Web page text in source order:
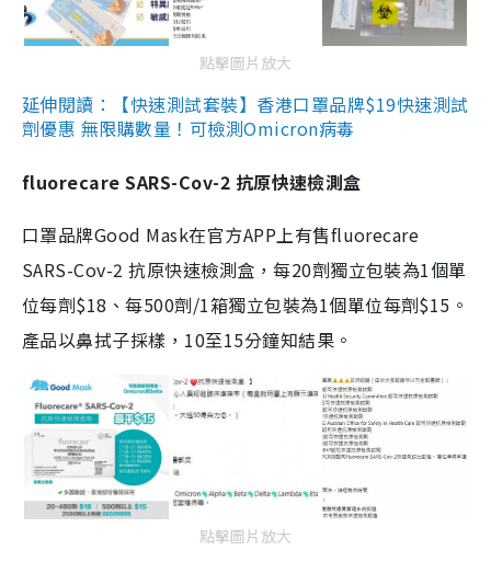
點擊圖片放大
延伸閱讀：【快速測試套裝】香港口罩品牌$19快速測試
劑優惠 無限購數量！可檢測Omicron病毒
fluorecare SARS-Cov-2 抗原快速檢測盒
口罩品牌Good Mask在官方APP上有售fluorecare
SARS-Cov-2 抗原快速檢測盒，每20劑獨立包裝為1個單
位每劑$18、每500劑/1箱獨立包裝為1個單位每劑$15。
產品以鼻拭子採樣，10至15分鐘知結果。
點擊圖片放大